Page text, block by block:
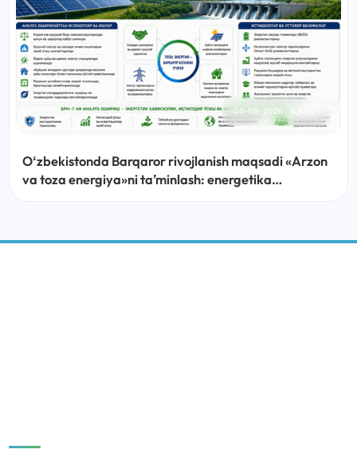
04-08-2026 4,465
Oʻzbekistonda Barqaror rivojlanish maqsadi «Arzon
va toza energiya»ni taʼminlash: energetika